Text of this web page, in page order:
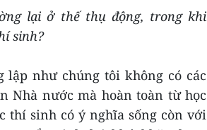
lại ở thế thụ động, trong khi
sinh?
lập như chúng tôi không có các
Nhà nước mà hoàn toàn từ học
thí sinh có ý nghĩa sống còn với